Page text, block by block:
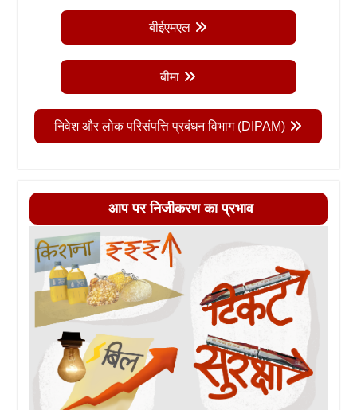
बीईएमएल
बीमा
निवेश और लोक परिसंपत्ति प्रबंधन विभाग (DIPAM)
आप पर निजीकरण का प्रभाव